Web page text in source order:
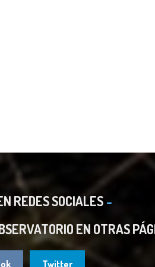
REDES SOCIALES
EN OTRAS
Twitter